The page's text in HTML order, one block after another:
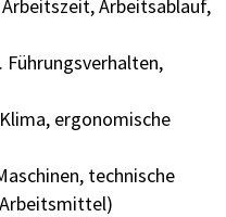
Arbeitsablauf,
Führungsverhalten,
ergonomische
technische